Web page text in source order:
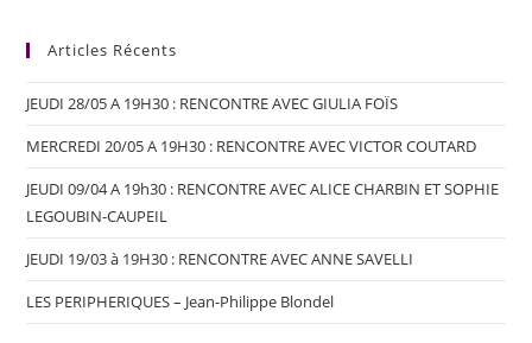
Articles Récents
JEUDI 28/05 A 19H30 : RENCONTRE AVEC GIULIA FOÏS
MERCREDI 20/05 A 19H30 : RENCONTRE AVEC VICTOR COUTARD
JEUDI 09/04 A 19h30 : RENCONTRE AVEC ALICE CHARBIN ET SOPHIE
LEGOUBIN-CAUPEIL
JEUDI 19/03 à 19H30 : RENCONTRE AVEC ANNE SAVELLI
LES PERIPHERIQUES – Jean-Philippe Blondel